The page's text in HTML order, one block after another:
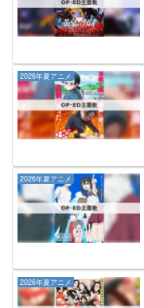
2026年夏アニメ
2026年夏アニメ
2026年夏アニメ